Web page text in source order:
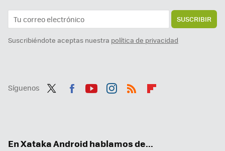
SUSCRIBIR
Suscribiéndote aceptas nuestra política de privacidad
Síguenos
En Xataka Android hablamos de...